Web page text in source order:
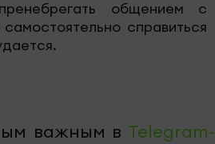
общением с
справиться
важным в Telegram-